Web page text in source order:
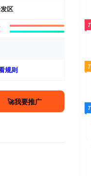
区
规则
🚀我要推广